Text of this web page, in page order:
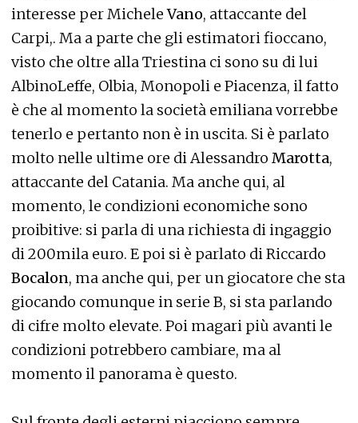
interesse per MicheleVano, attaccante del
Carpi,. Ma a parte che gli estimatori fioccano,
visto che oltre alla Triestina ci sono su di lui
AlbinoLeffe, Olbia, Monopoli e Piacenza, il fatto
è che al momento la società emiliana vorrebbe
tenerlo e pertanto non è in uscita. Si è parlato
molto nelle ultime ore di Alessandro Marotta,
attaccante del Catania. Ma anche qui, al
momento, le condizioni economiche sono
proibitive: si parla di una richiesta di ingaggio
di 200mila euro. E poi si è parlato di Riccardo
Bocalon, ma anche qui, per un giocatore che sta
giocando comunque in serie B, si sta parlando
di cifre molto elevate. Poi magari più avanti le
condizioni potrebbero cambiare, ma al
momento il panorama è questo.